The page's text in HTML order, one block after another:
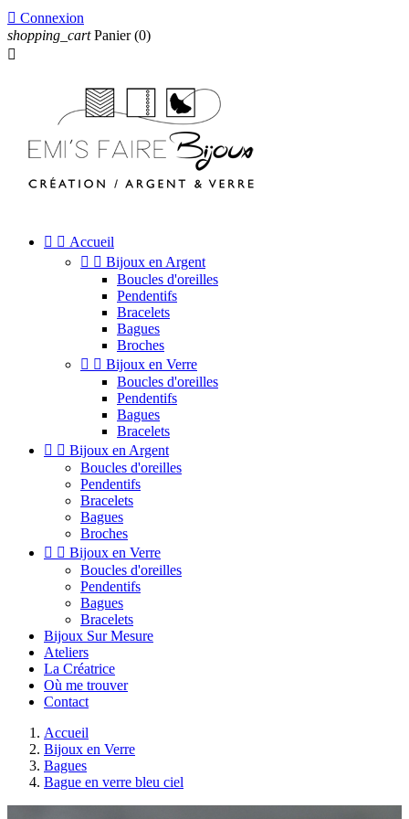
 Connexion
shopping_cart Panier (0)

  Accueil
  Bijoux en Argent
Boucles d'oreilles
Pendentifs
Bracelets
Bagues
Broches
  Bijoux en Verre
Boucles d'oreilles
Pendentifs
Bagues
Bracelets
  Bijoux en Argent
Boucles d'oreilles
Pendentifs
Bracelets
Bagues
Broches
  Bijoux en Verre
Boucles d'oreilles
Pendentifs
Bagues
Bracelets
Bijoux Sur Mesure
Ateliers
La Créatrice
Où me trouver
Contact
Accueil
Bijoux en Verre
Bagues
Bague en verre bleu ciel